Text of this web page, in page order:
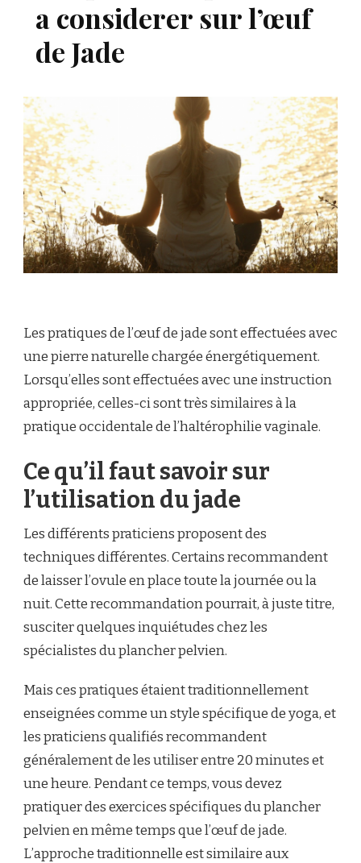
a considerer sur l’œuf
de Jade
Les pratiques de l’œuf de jade sont effectuées avec
une pierre naturelle chargée énergétiquement.
Lorsqu’elles sont effectuées avec une instruction
appropriée, celles-ci sont très similaires à la
pratique occidentale de l’haltérophilie vaginale.
Ce qu’il faut savoir sur
l’utilisation du jade
Les différents praticiens proposent des
techniques différentes. Certains recommandent
de laisser l’ovule en place toute la journée ou la
nuit. Cette recommandation pourrait, à juste titre,
susciter quelques inquiétudes chez les
spécialistes du plancher pelvien.
Mais ces pratiques étaient traditionnellement
enseignées comme un style spécifique de yoga, et
les praticiens qualifiés recommandent
généralement de les utiliser entre 20 minutes et
une heure. Pendant ce temps, vous devez
pratiquer des exercices spécifiques du plancher
pelvien en même temps que l’œuf de jade.
L’approche traditionnelle est similaire aux